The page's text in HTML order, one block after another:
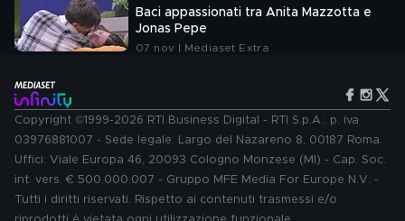
Baci appassionati tra Anita Mazzotta e
Jonas Pepe
07 nov | Mediaset Extra
Copyright ©1999-2026 RTI Business Digital - RTI S.p.A.: p. iva
03976881007 - Sede legale: Largo del Nazareno 8, 00187 Roma.
Uffici: Viale Europa 46, 20093 Cologno Monzese (MI) - Cap. Soc.
int. vers. € 500.000.007 - Gruppo MFE Media For Europe N.V. -
Tutti i diritti riservati. Rispetto ai contenuti trasmessi e/o